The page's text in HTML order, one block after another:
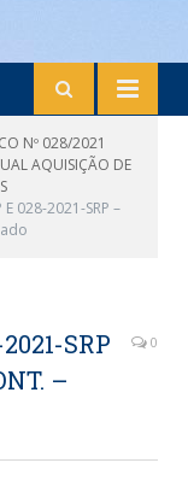
Nº 028/2021
AQUISIÇÃO DE
028-2021-SRP –
SRP
–
0